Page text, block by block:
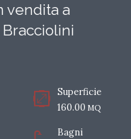
vendita a
Superficie
160.00 MQ
Bagni